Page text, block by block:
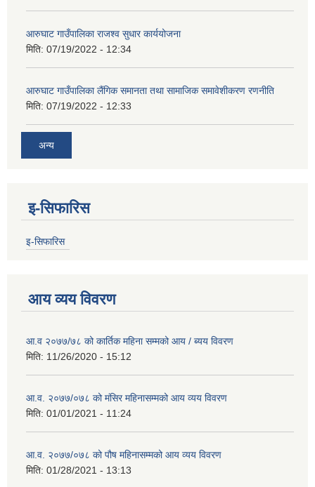
आरुघाट गाउँपालिका राजश्व सुधार कार्ययोजना
मिति: 07/19/2022 - 12:34
आरुघाट गाउँपालिका लैंगिक समानता तथा सामाजिक समावेशीकरण रणनीति
मिति: 07/19/2022 - 12:33
अन्य
इ-सिफारिस
इ-सिफारिस
आय व्यय विवरण
आ.व २०७७/७८ को कार्तिक महिना सम्मको आय / ब्यय विवरण
मिति: 11/26/2020 - 15:12
आ.व. २०७७/०७८ को मंसिर महिनासम्मको आय व्यय विवरण
मिति: 01/01/2021 - 11:24
आ.व. २०७७/०७८ को पौष महिनासम्मको आय व्यय विवरण
मिति: 01/28/2021 - 13:13